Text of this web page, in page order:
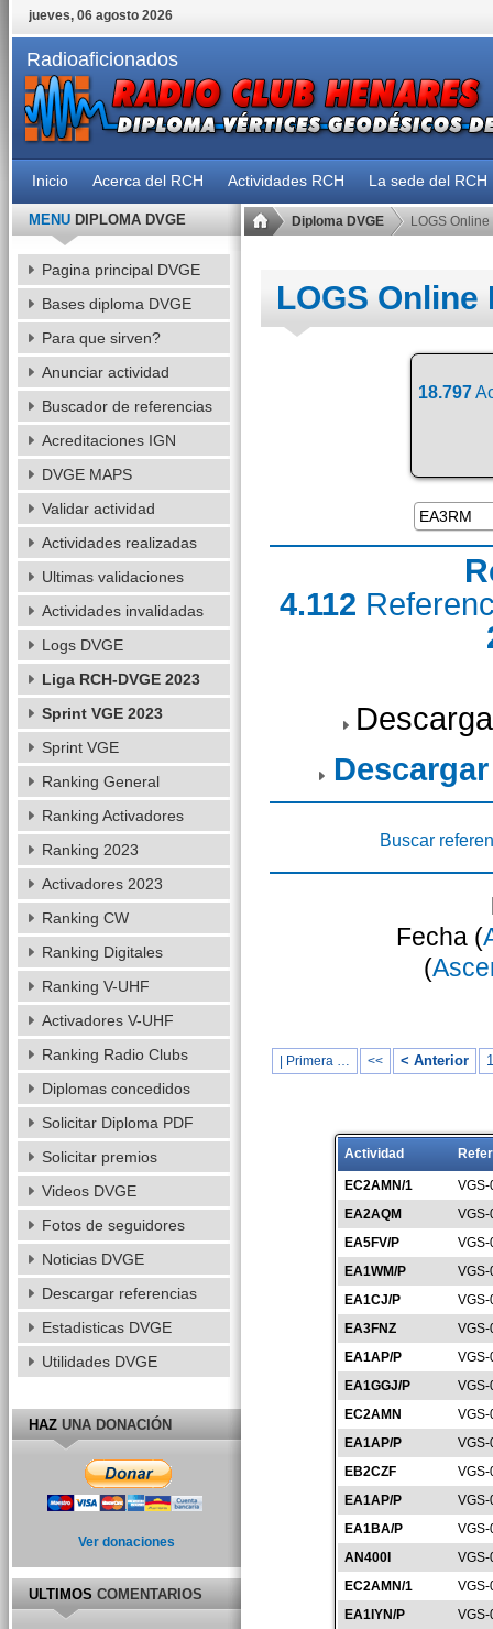
jueves, 06 agosto 2026
Radioaficionados
Inicio Acerca del RCH Actividades RCH La sede del RCH
Diploma DVGE LOGS Online
LOGS Online
18.797
4.112
Buscar
Fecha (
(
| Primera … << < Anterior
Actividad
EC2AMN/1
EA2AQM
EA5FV/P
EA1WM/P
EA1CJ/P
EA3FNZ
EA1AP/P
EA1GGJ/P
EC2AMN
EA1AP/P
EB2CZF
EA1AP/P
EA1BA/P
AN400I
EC2AMN/1
EA1IYN/P
MENUDIPLOMA DVGE
Pagina principal DVGE
Bases diploma DVGE
Para que sirven?
Anunciar actividad
Buscador de referencias
Acreditaciones IGN
DVGE MAPS
Validar actividad
Actividades realizadas
Ultimas validaciones
Actividades invalidadas
Logs DVGE
Liga RCH-DVGE 2023
Sprint VGE 2023
Sprint VGE
Ranking General
Ranking Activadores
Ranking 2023
Activadores 2023
Ranking CW
Ranking Digitales
Ranking V-UHF
Activadores V-UHF
Ranking Radio Clubs
Diplomas concedidos
Solicitar Diploma PDF
Solicitar premios
Videos DVGE
Fotos de seguidores
Noticias DVGE
Descargar referencias
Estadisticas DVGE
Utilidades DVGE
HAZUNA DONACIÓN
Ver donaciones
ULTIMOSCOMENTARIOS